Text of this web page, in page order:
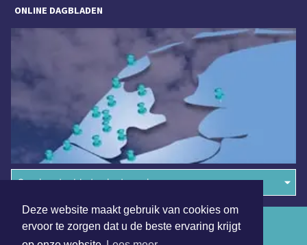
Deze website maakt gebruik van cookies om
ervoor te zorgen dat u de beste ervaring krijgt
ONLINE DAGBLADEN
Overige dagbladen in de regio
Algemene voorwaarden